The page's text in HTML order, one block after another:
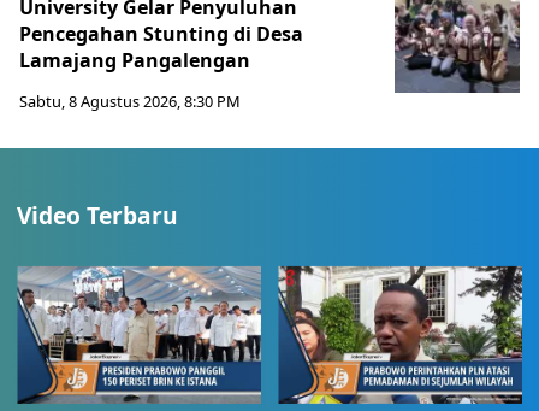
University Gelar Penyuluhan
Pencegahan Stunting di Desa
Lamajang Pangalengan
Sabtu, 8 Agustus 2026, 8:30 PM
Video Terbaru